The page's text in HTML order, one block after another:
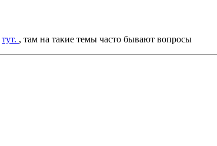
тут. , там на такие темы часто бывают вопросы